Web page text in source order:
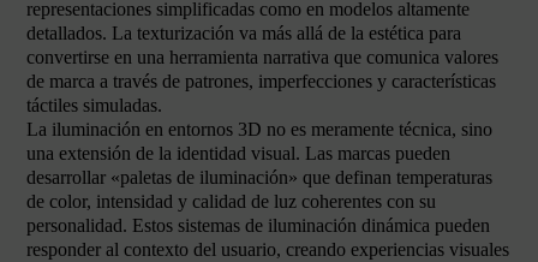
representaciones simplificadas como en modelos altamente
detallados. La texturización va más allá de la estética para
convertirse en una herramienta narrativa que comunica valores
de marca a través de patrones, imperfecciones y características
táctiles simuladas.
La iluminación en entornos 3D no es meramente técnica, sino
una extensión de la identidad visual. Las marcas pueden
desarrollar «paletas de iluminación» que definan temperaturas
de color, intensidad y calidad de luz coherentes con su
personalidad. Estos sistemas de iluminación dinámica pueden
responder al contexto del usuario, creando experiencias visuales